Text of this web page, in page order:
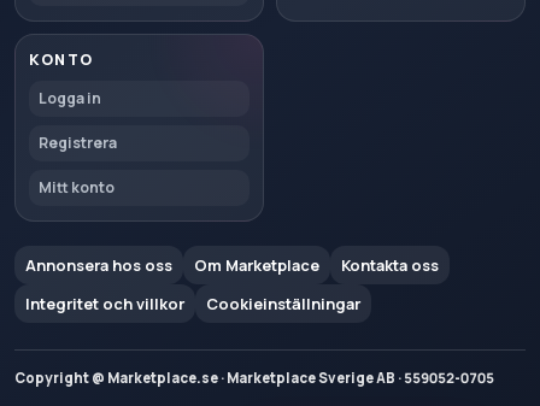
KONTO
Logga in
Registrera
Mitt konto
Annonsera hos oss Om Marketplace
Kontakta oss
Integritet och villkor
Cookieinställningar
Copyright @ Marketplace.se · Marketplace Sverige AB · 559052-0705